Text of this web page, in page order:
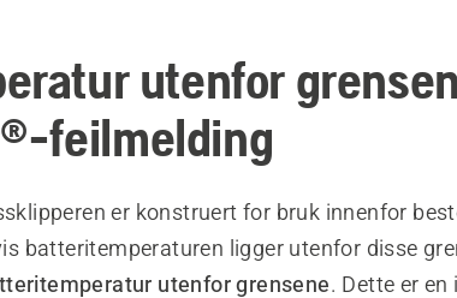
utenfor
feilmelding
er konstruert for bruk innenfor
batteritemperaturen ligger utenfor disse
utenfor grensene. Dette er